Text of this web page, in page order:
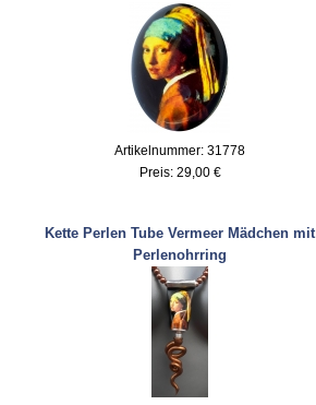
Artikelnummer: 31778
Preis: 29,00 €
Kette Perlen Tube Vermeer Mädchen mit
Perlenohrring